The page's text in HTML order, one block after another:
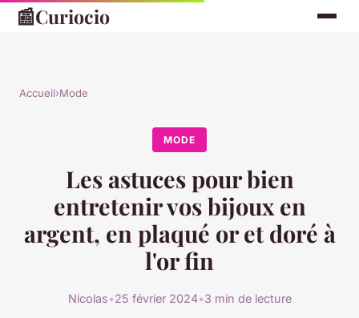
📰Curiocio
Accueil›Mode
MODE
Les astuces pour bien
entretenir vos bijoux en
argent, en plaqué or et doré à
l'or fin
Nicolas•25 février 2024•3 min de lecture